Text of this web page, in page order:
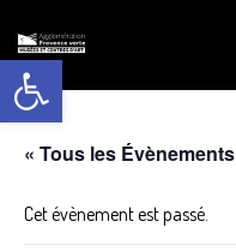
Ouvrir la barre d’outils
Aller
au
contenu
« Tous les Évènements
Cet évènement est passé.